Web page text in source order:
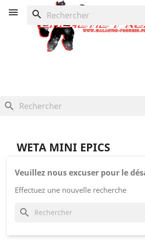
 search
search
WETA MINI EPICS
Veuillez nous excuser pour le
Effectuez une nouvelle recherche
search